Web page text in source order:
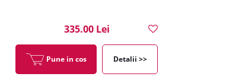
335.00 Lei
Pune in cos Detalii >>